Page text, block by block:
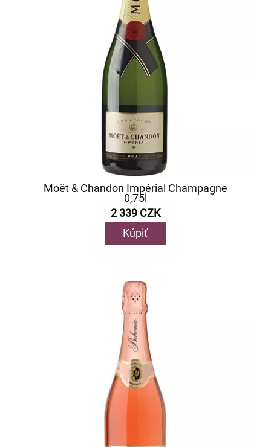
Moët & Chandon Impérial Champagne
0,75l
2 339 CZK
Kúpiť